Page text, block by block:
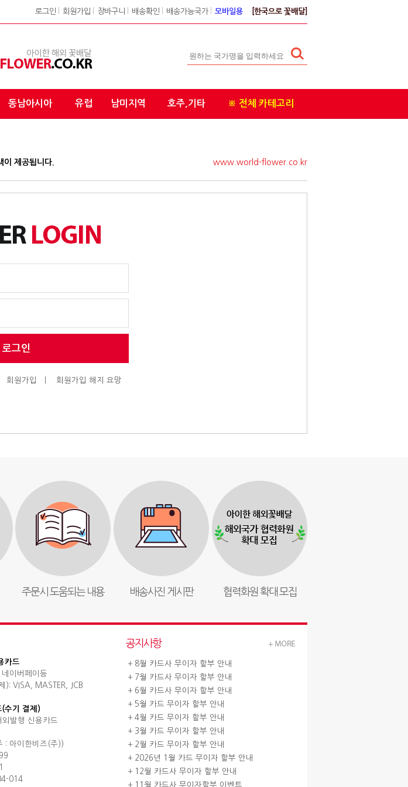
로그인 회원가입 장바구니 배송확인 배송가능국가 모바일용 [한국으로 꽃배달]
동남아시아 유럽 남미지역 호주,기타 ※ 전체 카테고리
제공됩니다. www.world-flower.co.kr
회원가입 회원가입 해지 요망
주문시 도움되는 내용 배송사진 게시판 협력화원 확대 모집
카드
이버페이등
): VISA, MASTER, JCB
(수기 결제)
발행 신용카드
: 아이한비즈(주))
014
공지사항
+ 8월 카드사 무이자 할부 안내
+ 7월 카드사 무이자 할부 안내
+ 6월 카드사 무이자 할부 안내
+ 5월 카드 무이자 할부 안내
+ 4월 카드 무이자 할부 안내
+ 3월 카드 무이자 할부 안내
+ 2월 카드 무이자 할부 안내
+ 2026년 1월 카드 무이자 할부 안내
+ 12월 카드사 무이자 할부 안내
+ 11월 카드사 무이자할부 이벤트